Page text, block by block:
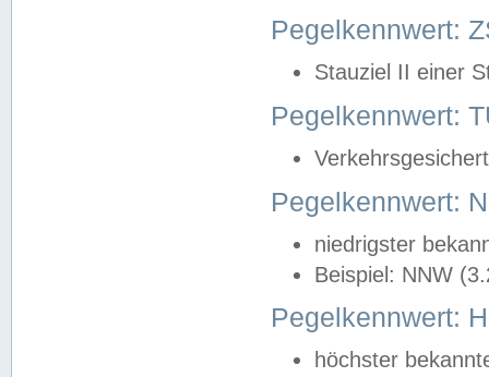
Pegelkennwert:
Stauziel II einer
Pegelkennwert:
Pegelkennwert:
niedrigster
Beispiel: NNW
Pegelkennwert:
höchster